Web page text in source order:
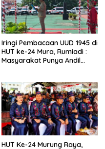
Iringi Pembacaan UUD 1945 di
HUT ke-24 Mura, Rumiadi :
Masyarakat Punya Andil
HUT Ke-24 Murung Raya,